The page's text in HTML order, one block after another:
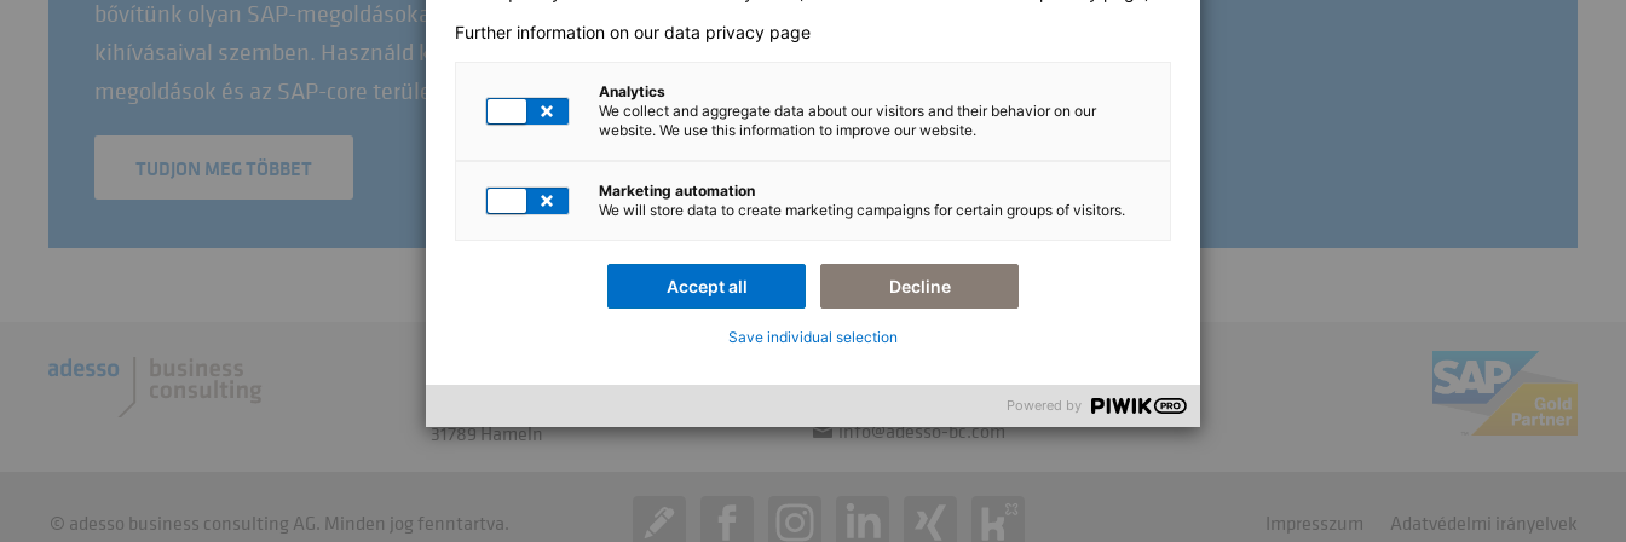
bővítünk olyan SAP-megoldásokat, amelyek a jövőben is megállják a helyüket a transzformáció
kihívásaival szemben. Használd ki átfogó tudásunkat és magabiztos szakértelmünket az SAP iparági
megoldások és az SAP-core területén!
TUDJON MEG TÖBBET
31789 Hameln
+49 (0) 231 7000 2000
info@adesso-bc.com
© adesso business consulting AG. Minden jog fenntartva. Impresszum Adatvédelmi irányelvek
Further information on our data privacy page
Analytics
We collect and aggregate data about our visitors and their behavior on our
website. We use this information to improve our website.
Marketing automation
We will store data to create marketing campaigns for certain groups of visitors.
Accept all Decline
Save individual selection
Powered by